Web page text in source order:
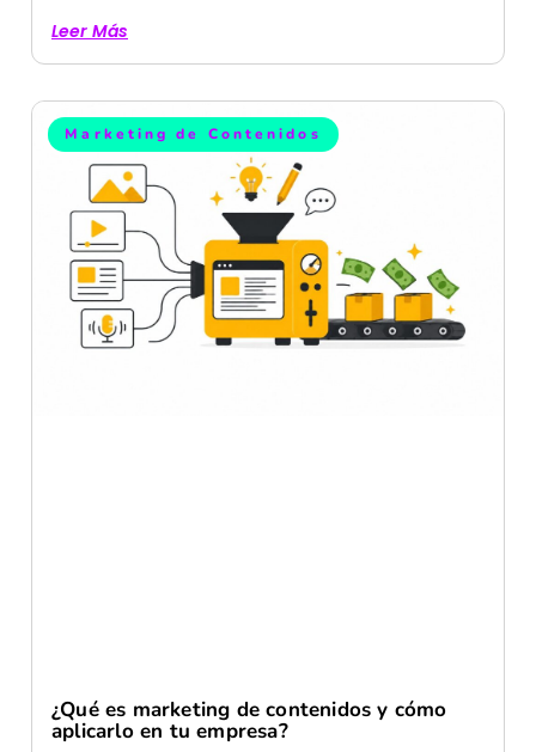
Leer Más
Marketing de Contenidos
¿Qué es marketing de contenidos y cómo
aplicarlo en tu empresa?